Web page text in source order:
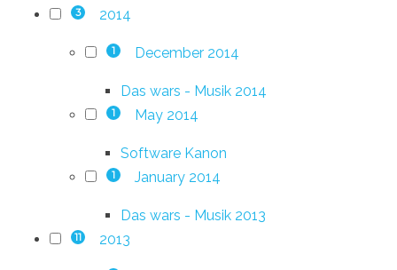
3 2014
1 December 2014
Das wars - Musik 2014
1 May 2014
Software Kanon
1 January 2014
Das wars - Musik 2013
11 2013